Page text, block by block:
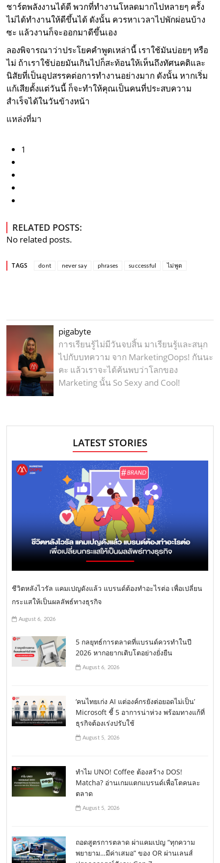
ชาร์ตพลังงานได้ดี พวกที่ทำงานโหลดมากไปหลายๆ ครั้ง
ไม่ได้ทำงานให้ดีขึ้นได้ ดังนั้น ควรหาเวลาไปพักผ่อนบ้าง
ซะ แล้วงานก็จะออกมาดีขึ้นเอง
ลองพิจารณาว่าประโยคคำพูดเหล่านี้ เราใช้มันบ่อยๆ หรือ
ไม่ ถ้าเราใช้บ่อยมันเกินไปก็สะท้อนให้เห็นถึงทัศนคติและ
นิสัยที่เป็นอุปสรรคต่อการทำงานอย่างมาก ดังนั้น หากเริ่ม
แก้เสียตั้งแต่วันนี้ ก็จะทำให้คุณเป็นคนที่ประสบความ
สำเร็จได้ในวันข้างหน้า
แหล่งที่มา
1
RELATED POSTS:
No related posts.
TAGS dont never say phrases successful ไม่พูด
pigabyte
การเรียนรู้ไม่มีวันจบสิ้น มาเรียนรู้และสนุก
ไปกับบทความ จาก MarketingOops! กันนะ
คะ แล้วเราจะได้ค้นพบว่าโลกของ
Marketing นั้น So Sexy and Cool!
LATEST STORIES
ชีวิตหลังไวรัล แคมเปญดังแล้ว แบรนด์ต้องทำอะไรต่อ เพื่อเปลี่ยน
กระแสให้เป็นผลลัพธ์ทางธุรกิจ
August 6, 2026
5 กลยุทธ์การตลาดที่แบรนด์ควรทำในปี
2026 หากอยากเติบโตอย่างยั่งยืน
August 6, 2026
‘คนไทยเก่ง AI แต่องค์กรยังต่อยอดไม่เป็น’
Microsoft ชี้ 5 อาการน่าห่วง พร้อมทางแก้ที่
ธุรกิจต้องเร่งปรับใช้
August 5, 2026
ทำไม UNO! Coffee ต้องสร้าง DOS!
Matcha? อ่านเกมแตกแบรนด์เพื่อโตคนละ
ตลาด
August 5, 2026
ถอดสูตรการตลาด ผ่าแคมเปญ “ทุกความ
พยายาม…มีค่าเสมอ” ของ OR ผ่านเลนส์